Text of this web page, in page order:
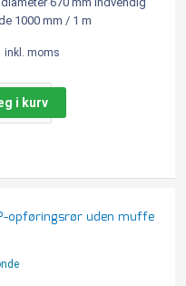
1000 mm / 1 m
inkl. moms
i kurv